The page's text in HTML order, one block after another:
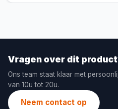
Vragen over dit
Ons team staat klaar met
van 10u tot 20u.
Neem contact op